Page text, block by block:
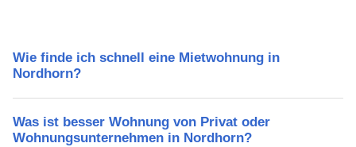
Wie finde ich schnell eine Mietwohnung in
Nordhorn?
Was ist besser Wohnung von Privat oder
Wohnungsunternehmen in Nordhorn?